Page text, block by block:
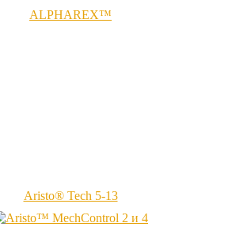
ALPHAREX™
Aristo® Tech 5-13